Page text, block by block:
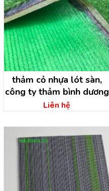
thảm cỏ nhựa lót sàn,
công ty thảm bình dương
Liên hệ